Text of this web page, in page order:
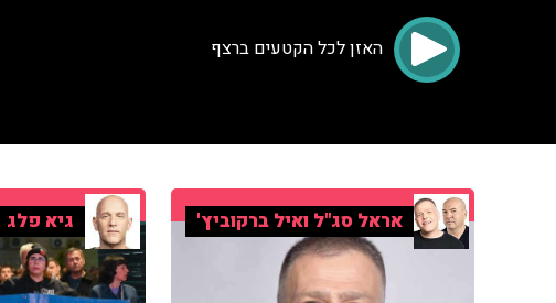
האזן לכל הקטעים ברצף
אראל סג"ל ואיל ברקוביץ' גיא פלג